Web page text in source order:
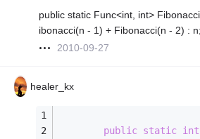
public static Func<int, int>
ibonacci(n - 1) + Fibonacci(n - 2) : n;
2010-09-27
healer_kx
public static int